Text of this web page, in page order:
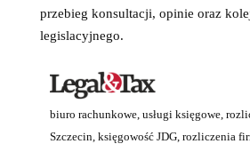
przebieg konsultacji, opinie oraz
legislacyjnego.
biuro rachunkowe, usługi księgowe,
Szczecin, księgowość JDG, rozliczenia